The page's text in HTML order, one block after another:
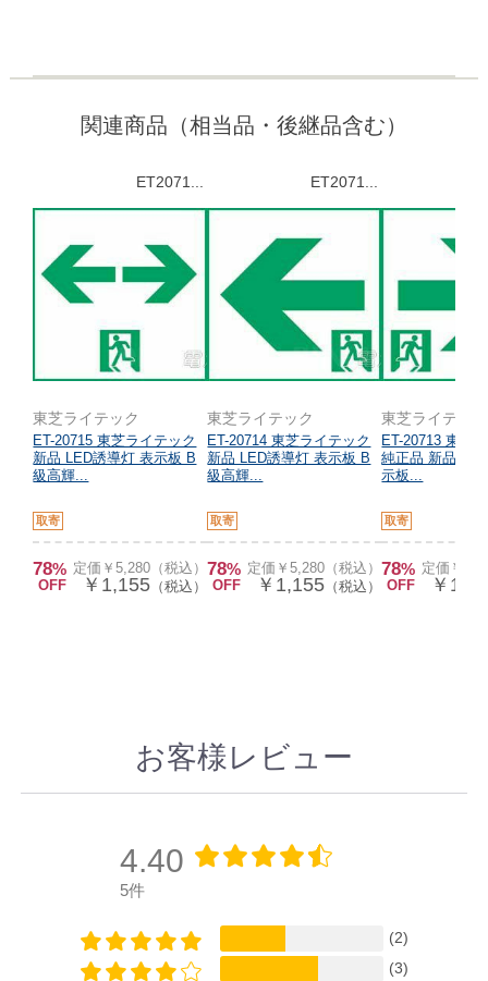
関連商品（相当品・後継品含む）
ET2071...
東芝ライテック
ET-20715 東芝ライテック
新品 LED誘導灯 表示板 B
級高輝...
取寄
78%
OFF
定価￥5,280（税込）
￥1,155 （税込）
ET2071...
東芝ライテック
ET-20714 東芝ライテック
新品 LED誘導灯 表示板 B
級高輝...
取寄
78%
OFF
定価￥5,280（税込）
￥1,155 （税込）
東芝ライテック
ET-20713 東芝
純正品 新品
示板...
取寄
78%
OFF
定価￥
￥
お客様レビュー
4.40
5件
(2)
(3)